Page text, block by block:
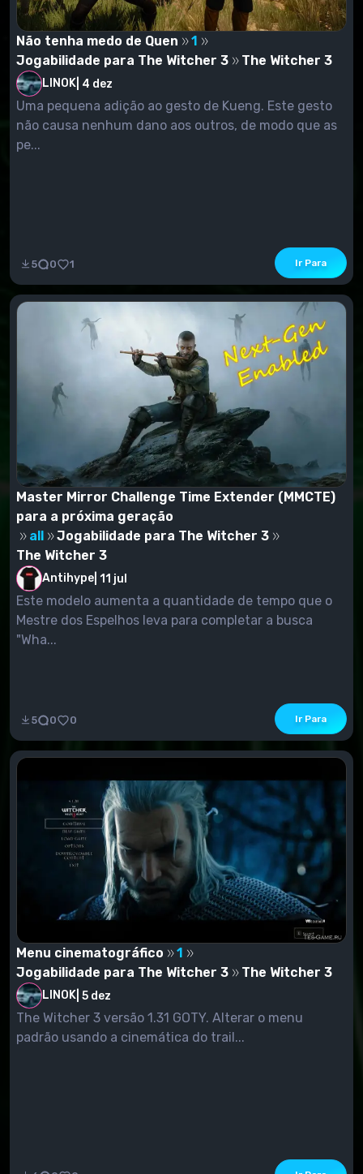
Não tenha medo de Quen
1
Jogabilidade para The Witcher 3
The Witcher 3
LINOK 4 dez
Uma pequena adição ao gesto de Kueng. Este gesto
não causa nenhum dano aos outros, de modo que as
pe...
5 0 1 Ir Para
Master Mirror Challenge Time Extender (MMCTE)
para a próxima geração
all
Jogabilidade para The Witcher 3
The Witcher 3
Antihype 11 jul
Este modelo aumenta a quantidade de tempo que o
Mestre dos Espelhos leva para completar a busca
"Wha...
5 0 0 Ir Para
Menu cinematográfico
1
Jogabilidade para The Witcher 3
The Witcher 3
LINOK 5 dez
The Witcher 3 versão 1.31 GOTY. Alterar o menu
padrão usando a cinemática do trail...